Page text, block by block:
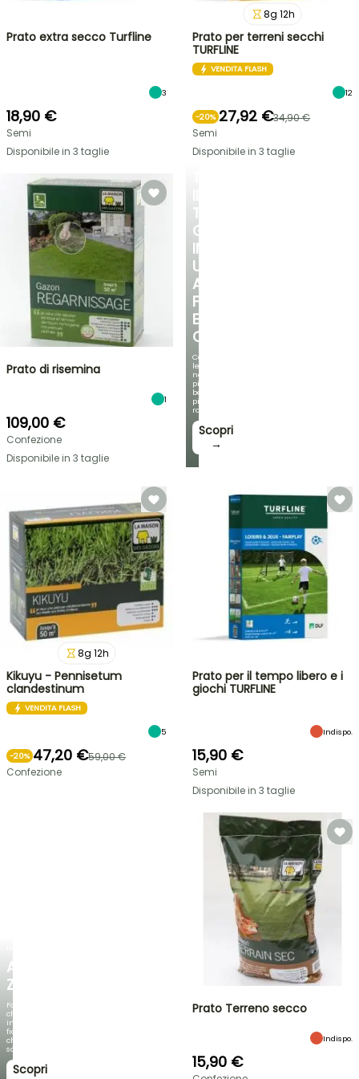
TUO
GIARDINO
IN
UN
ANGOLO
FRESCO
E
OMBREGGIATO
Con
le
nostre
più
belle
piante
rampicanti
Scopri
→
AGAPANTHUS
ZAMBEZI
Fogliami
che
incantano,
fioriture
che
sorprendono!
Scopri
Prato extra secco Turfline
3
18,90 €
Semi
Disponibile in 3 taglie
8g 12h
Prato per terreni secchi
TURFLINE
VENDITA FLASH
12
-20% 27,92 €34,90 €
Semi
Disponibile in 3 taglie
Prato di risemina
1
109,00 €
Confezione
Disponibile in 3 taglie
8g 12h
Kikuyu - Pennisetum
clandestinum
VENDITA FLASH
5
-20% 47,20 €59,00 €
Confezione
Prato per il tempo libero e i
giochi TURFLINE
Indispo.
15,90 €
Semi
Disponibile in 3 taglie
Prato Terreno secco
Indispo.
15,90 €